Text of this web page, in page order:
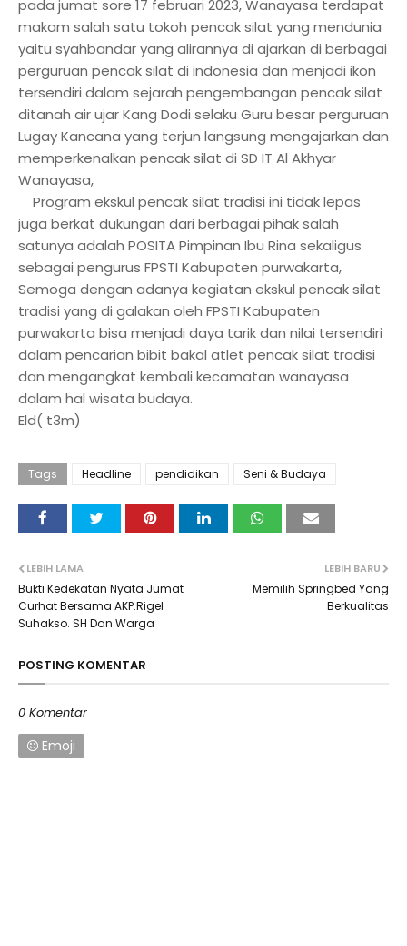
pada jumat sore 17 februari 2023, Wanayasa terdapat
makam salah satu tokoh pencak silat yang mendunia
yaitu syahbandar yang alirannya di ajarkan di berbagai
perguruan pencak silat di indonesia dan menjadi ikon
tersendiri dalam sejarah pengembangan pencak silat
ditanah air ujar Kang Dodi selaku Guru besar perguruan
Lugay Kancana yang terjun langsung mengajarkan dan
memperkenalkan pencak silat di SD IT Al Akhyar
Wanayasa,
Program ekskul pencak silat tradisi ini tidak lepas
juga berkat dukungan dari berbagai pihak salah
satunya adalah POSITA Pimpinan Ibu Rina sekaligus
sebagai pengurus FPSTI Kabupaten purwakarta,
Semoga dengan adanya kegiatan ekskul pencak silat
tradisi yang di galakan oleh FPSTI Kabupaten
purwakarta bisa menjadi daya tarik dan nilai tersendiri
dalam pencarian bibit bakal atlet pencak silat tradisi
dan mengangkat kembali kecamatan wanayasa
dalam hal wisata budaya.
Eld( t3m)
Tags Headline pendidikan Seni & Budaya
LEBIH BARU
Memilih Springbed Yang
Berkualitas
LEBIH LAMA
Bukti Kedekatan Nyata Jumat
Curhat Bersama AKP.Rigel
Suhakso. SH Dan Warga
POSTING KOMENTAR
0 Komentar
Emoji